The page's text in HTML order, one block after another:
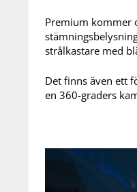
Premium kommer
strålkastare med
Det finns även ett
en 360-graders